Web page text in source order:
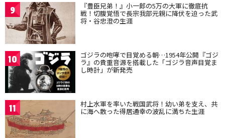
9 『豊臣兄弟！』小一郎の5万の大軍に徹底抗
戦！切腹覚悟で長宗我部元親に降伏を迫った武
将・谷忠澄の生涯
10 ゴジラの咆哮で目覚める朝…1954年公開『ゴジ
ラ』の貴重音源を搭載した「ゴジラ音声目覚ま
し時計」が新発売
11 村上水軍を率いた戦国武将！幼い弟を支え、共
に海へ散った得居通幸の波乱に満ちた生涯